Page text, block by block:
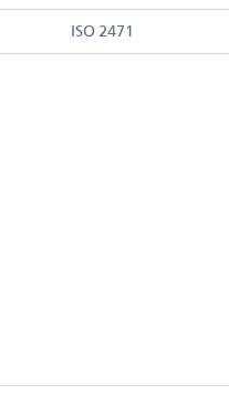
ISO 2471